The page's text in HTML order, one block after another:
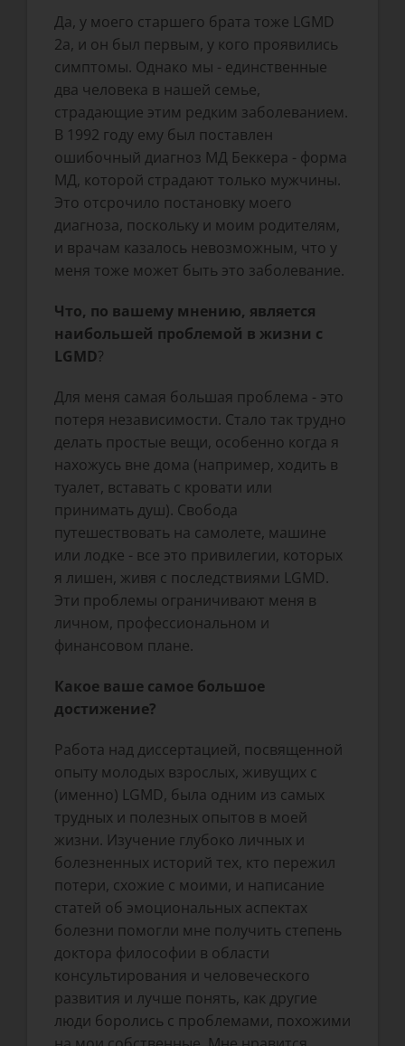
Да, у моего старшего брата тоже LGMD
2a, и он был первым, у кого проявились
симптомы. Однако мы - единственные
два человека в нашей семье,
страдающие этим редким заболеванием.
В 1992 году ему был поставлен
ошибочный диагноз МД Беккера - форма
МД, которой страдают только мужчины.
Это отсрочило постановку моего
диагноза, поскольку и моим родителям,
и врачам казалось невозможным, что у
меня тоже может быть это заболевание.
Что, по вашему мнению, является
наибольшей проблемой в жизни с
LGMD?
Для меня самая большая проблема - это
потеря независимости. Стало так трудно
делать простые вещи, особенно когда я
нахожусь вне дома (например, ходить в
туалет, вставать с кровати или
принимать душ). Свобода
путешествовать на самолете, машине
или лодке - все это привилегии, которых
я лишен, живя с последствиями LGMD.
Эти проблемы ограничивают меня в
личном, профессиональном и
финансовом плане.
Какое ваше самое большое
достижение?
Работа над диссертацией, посвященной
опыту молодых взрослых, живущих с
(именно) LGMD, была одним из самых
трудных и полезных опытов в моей
жизни. Изучение глубоко личных и
болезненных историй тех, кто пережил
потери, схожие с моими, и написание
статей об эмоциональных аспектах
болезни помогли мне получить степень
доктора философии в области
консультирования и человеческого
развития и лучше понять, как другие
люди боролись с проблемами, похожими